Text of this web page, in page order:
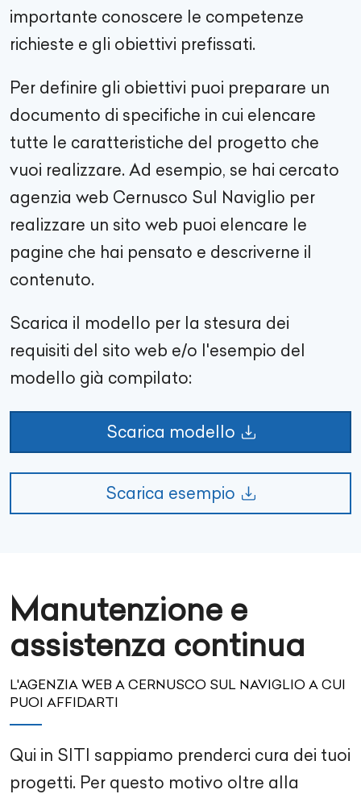
importante conoscere le competenze
richieste e gli obiettivi prefissati.
Per definire gli obiettivi puoi preparare un
documento di specifiche in cui elencare
tutte le caratteristiche del progetto che
vuoi realizzare. Ad esempio, se hai cercato
agenzia web Cernusco Sul Naviglio per
realizzare un sito web puoi elencare le
pagine che hai pensato e descriverne il
contenuto.
Scarica il modello per la stesura dei
requisiti del sito web e/o l'esempio del
modello già compilato:
Scarica modello
Scarica esempio
Manutenzione e
assistenza continua
L'AGENZIA WEB A CERNUSCO SUL NAVIGLIO A CUI
PUOI AFFIDARTI
Qui in SITI sappiamo prenderci cura dei tuoi
progetti. Per questo motivo oltre alla